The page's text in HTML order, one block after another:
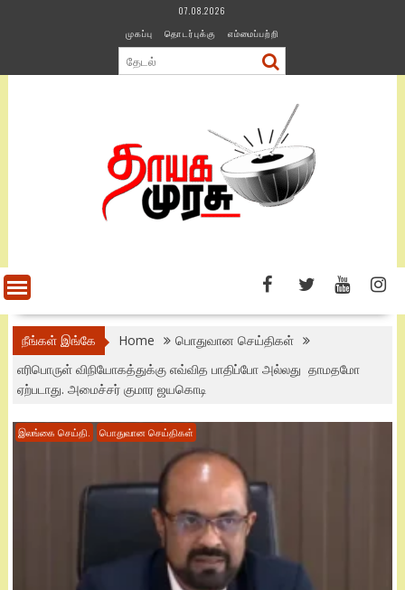
07.08.2026
முகப்பு
தொடர்புக்கு எம்மைப்பற்றி
நீங்கள் இங்கே Home
பொதுவான செய்திகள்
எரிபொருள் விநியோகத்துக்கு எவ்வித பாதிப்போ அல்லது தாமதமோ
ஏற்படாது. அமைச்சர் குமார ஜயகொடி
இலங்கை செய்தி. பொதுவான செய்திகள்